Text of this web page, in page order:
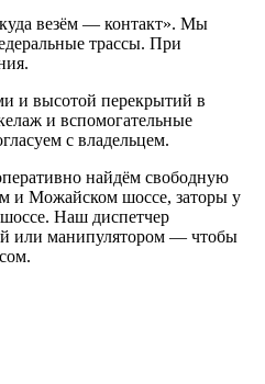
везём — контакт». Мы
трассы. При
и высотой перекрытий в
и вспомогательные
с владельцем.
найдём свободную
и Можайском шоссе, заторы у
Наш диспетчер
или манипулятором — чтобы